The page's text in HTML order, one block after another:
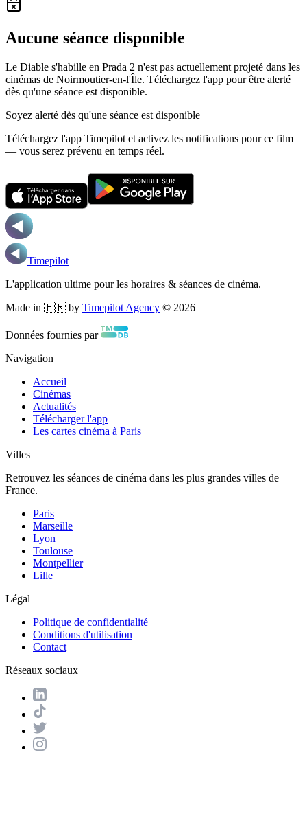
Aucune séance disponible
Le Diable s'habille en Prada 2 n'est pas actuellement projeté dans les
cinémas de Noirmoutier-en-l'Île. Téléchargez l'app pour être alerté
dès qu'une séance est disponible.
Soyez alerté dès qu'une séance est disponible
Téléchargez l'app Timepilot et activez les notifications pour ce film
— vous serez prévenu en temps réel.
Timepilot
L'application ultime pour les horaires & séances de cinéma.
Made in 🇫🇷 by Timepilot Agency © 2026
Données fournies par
Navigation
Accueil
Cinémas
Actualités
Télécharger l'app
Les cartes cinéma à Paris
Villes
Retrouvez les séances de cinéma dans les plus grandes villes de
France.
Paris
Marseille
Lyon
Toulouse
Montpellier
Lille
Légal
Politique de confidentialité
Conditions d'utilisation
Contact
Réseaux sociaux